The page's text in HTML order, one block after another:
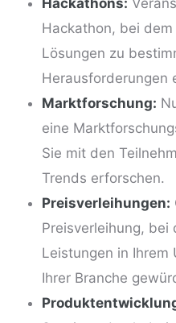
Hackathons:
Hackathon, bei
Lösungen zu
Herausforderungen
Marktforschung:
eine
Sie mit den
Trends erforschen.
Preisverleihungen:
Preisverleihung, bei
Leistungen in Ihrem
Ihrer Branche